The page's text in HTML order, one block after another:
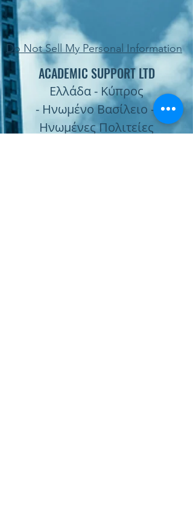
Do Not Sell My Personal Information
ACADEMIC SUPPORT LTD
Ελλάδα - Κύπρος
- Ηνωμένο Βασίλειο -
Ηνωμένες Πολιτείες